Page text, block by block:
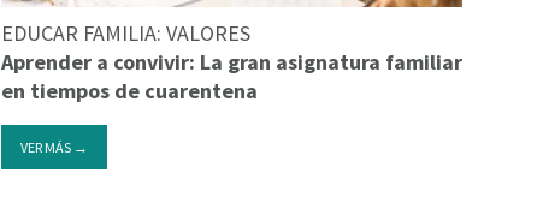
EDUCAR FAMILIA: VALORES
Aprender a convivir: La gran asignatura familiar
en tiempos de cuarentena
VER MÁS →